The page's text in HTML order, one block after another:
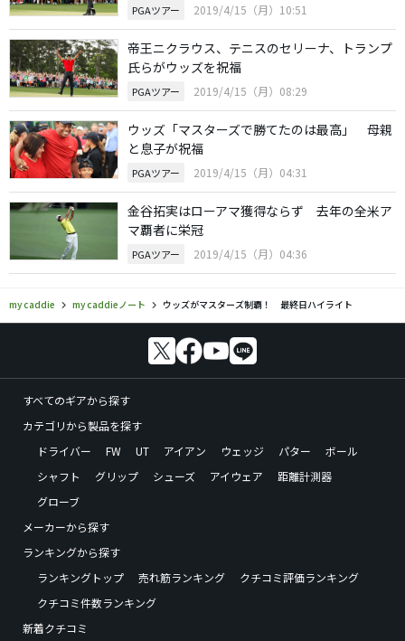
PGAツアー 2019/4/15（月）10:51
帝王ニクラウス、テニスのセリーナ、トランプ
氏らがウッズを祝福
PGAツアー 2019/4/15（月）08:29
ウッズ「マスターズで勝てたのは最高」 母親
と息子が祝福
PGAツアー 2019/4/15（月）04:31
金谷拓実はローアマ獲得ならず 去年の全米ア
マ覇者に栄冠
PGAツアー 2019/4/15（月）04:36
my caddie my caddieノート ウッズがマスターズ制覇！ 最終日ハイライト
すべてのギアから探す
カテゴリから製品を探す
ドライバー
FW UT アイアン ウェッジ パター
ボール
シャフト
グリップ シューズ アイウェア
距離計測器
グローブ
メーカーから探す
ランキングから探す
ランキングトップ
売れ筋ランキング
クチコミ評価ランキング
クチコミ件数ランキング
新着クチコミ